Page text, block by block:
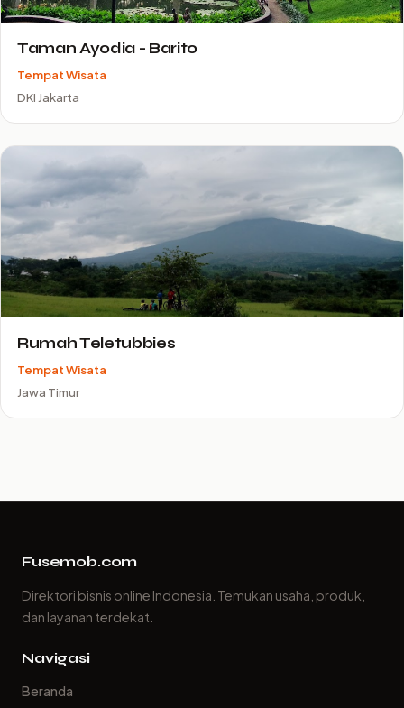
Taman Ayodia - Barito
Tempat Wisata
DKI Jakarta
Rumah Teletubbies
Tempat Wisata
Jawa Timur
Fusemob.com
Direktori bisnis online Indonesia. Temukan usaha, produk,
dan layanan terdekat.
Navigasi
Beranda